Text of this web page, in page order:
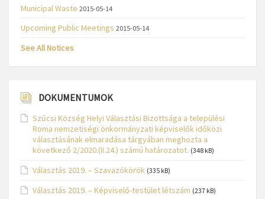
Municipal Waste 2015-05-14
Upcoming Public Meetings 2015-05-14
See All Notices
DOKUMENTUMOK
Szűcsi Község Helyi Választási Bizottsága a települési
Roma nemzetiségi önkormányzati képviselők időközi
választásának elmaradása tárgyában meghozta a
következő 2/2020.(II.24.) számú határozatot. (348 kB)
Választás 2019. – Szavazókörök (335 kB)
Választás 2019. – Képviselő-testület létszám (237 kB)